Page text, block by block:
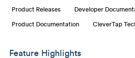
Product Releases Developer
Product Documentation CleverTap
Feature Highlights